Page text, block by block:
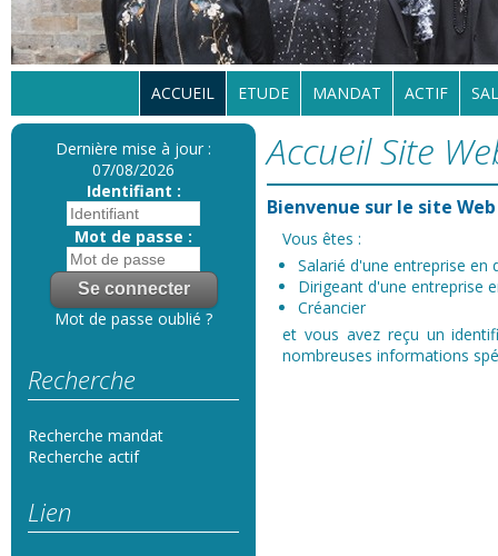
ACCUEIL ETUDE MANDAT ACTIF
Dernière mise à jour :
07/08/2026
Identifiant :
Mot de passe :
Mot de passe oublié ?
Recherche
Recherche mandat
Recherche actif
Lien
Accueil Site
Bienvenue sur le site
Vous êtes :
Salarié d'une entreprise en
Dirigeant d'une entreprise
Créancier
et vous avez reçu un
nombreuses informations